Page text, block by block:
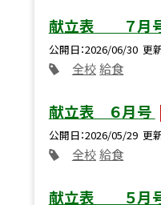
献立表 ７月
公開日 2026/06/30 更
全校 給食
献立表 ６月号
公開日 2026/05/29 更
全校 給食
献立表 ５月